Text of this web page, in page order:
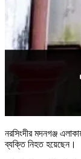
নরসিংদীর মদনগঞ্জ
ব্যক্তি নিহত হয়েছেন।